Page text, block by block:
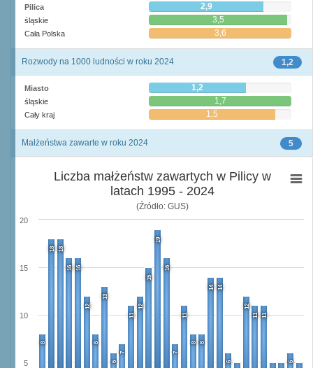
Pilica 2,9
śląskie 3,5
Cała Polska 3,6
1,2
Rozwody na 1000 ludności w roku 2024
Miasto 1,2
śląskie 1,7
Cały kraj 1,5
5
Małżeństwa zawarte w roku 2024
Liczba małżeństw zawartych w Pilicy w
latach 1995 - 2024
(Źródło: GUS)
8
18 18
16 16
12
8
13
6
7
11
12
15
19
16
7
11
8 8
14 14
6
12
11 11
6
5
10
15
20